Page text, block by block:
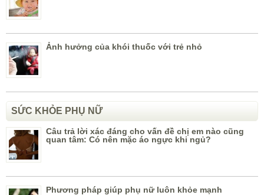
Ảnh hưởng của khói thuốc với trẻ nhỏ
SỨC KHỎE PHỤ NỮ
Câu trả lời xác đáng cho vấn đề chị em nào cũng
quan tâm: Có nên mặc áo ngực khi ngủ?
Phương pháp giúp phụ nữ luôn khỏe mạnh